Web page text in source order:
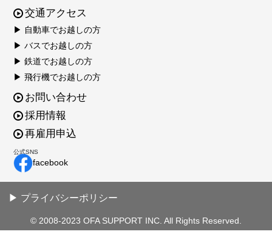
交通アクセス
▶ 自動車でお越しの方
▶ バスでお越しの方
▶ 鉄道でお越しの方
▶ 飛行機でお越しの方
お問い合わせ
採用情報
再雇用申込
公式SNS
facebook
▶ プライバシーポリシー
© 2008-2023 OFA SUPPORT INC. All Rights Reserved.